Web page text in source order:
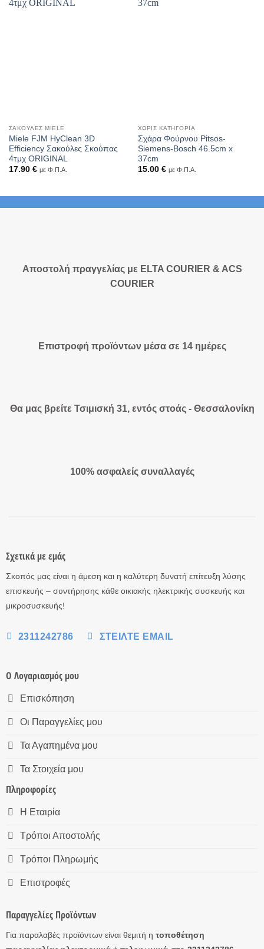
ΣΑΚΟΎΛΕΣ MIELE
Miele FJM HyClean 3D
Efficiency Σακούλες Σκούπας
4τμχ ORIGINAL
17.90 € με Φ.Π.Α.
ΧΩΡΊΣ ΚΑΤΗΓΟΡΊΑ
Σχάρα Φούρνου Pitsos-
Siemens-Bosch 46.5cm x
37cm
15.00 € με Φ.Π.Α.
Αποστολή πραγγελίας με ELTA COURIER & ACS
COURIER
Επιστροφή προϊόντων μέσα σε 14 ημέρες
Θα μας βρείτε Τσιμισκή 31, εντός στοάς - Θεσσαλονίκη
100% ασφαλείς συναλλαγές
Σχετικά με εμάς
Σκοπός μας είναι η άμεση και η καλύτερη δυνατή επίτευξη λύσης
επισκευής – συντήρησης κάθε οικιακής ηλεκτρικής συσκευής και
μικροσυσκευής!
2311242786 ΣΤΕΊΛΤΕ EMAIL
Ο Λογαριασμός μου
Επισκόπηση
Οι Παραγγελίες μου
Τα Αγαπημένα μου
Τα Στοιχεία μου
Πληροφορίες
Η Εταιρία
Τρόποι Αποστολής
Τρόποι Πληρωμής
Επιστροφές
Παραγγελίες Προϊόντων
Για παραλαβές προϊόντων είναι θεμιτή η τοποθέτηση